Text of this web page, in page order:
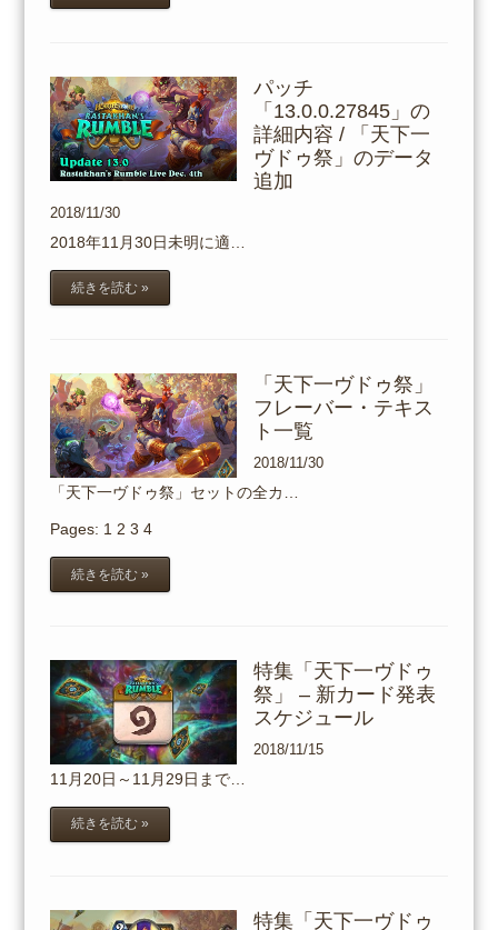
パッチ
「13.0.0.27845」の
詳細内容 / 「天下一
ヴドゥ祭」のデータ
追加
2018/11/30
2018年11月30日未明に適…
続きを読む »
「天下一ヴドゥ祭」
フレーバー・テキス
ト一覧
2018/11/30
「天下一ヴドゥ祭」セットの全カ…
Pages: 1 2 3 4
続きを読む »
特集「天下一ヴドゥ
祭」 – 新カード発表
スケジュール
2018/11/15
11月20日～11月29日まで…
続きを読む »
特集「天下一ヴドゥ